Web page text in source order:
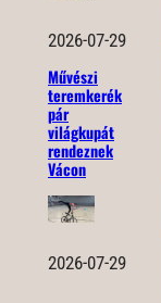
2026-07-29
Művészi
teremkerék
pár
világkupát
rendeznek
Vácon
2026-07-29